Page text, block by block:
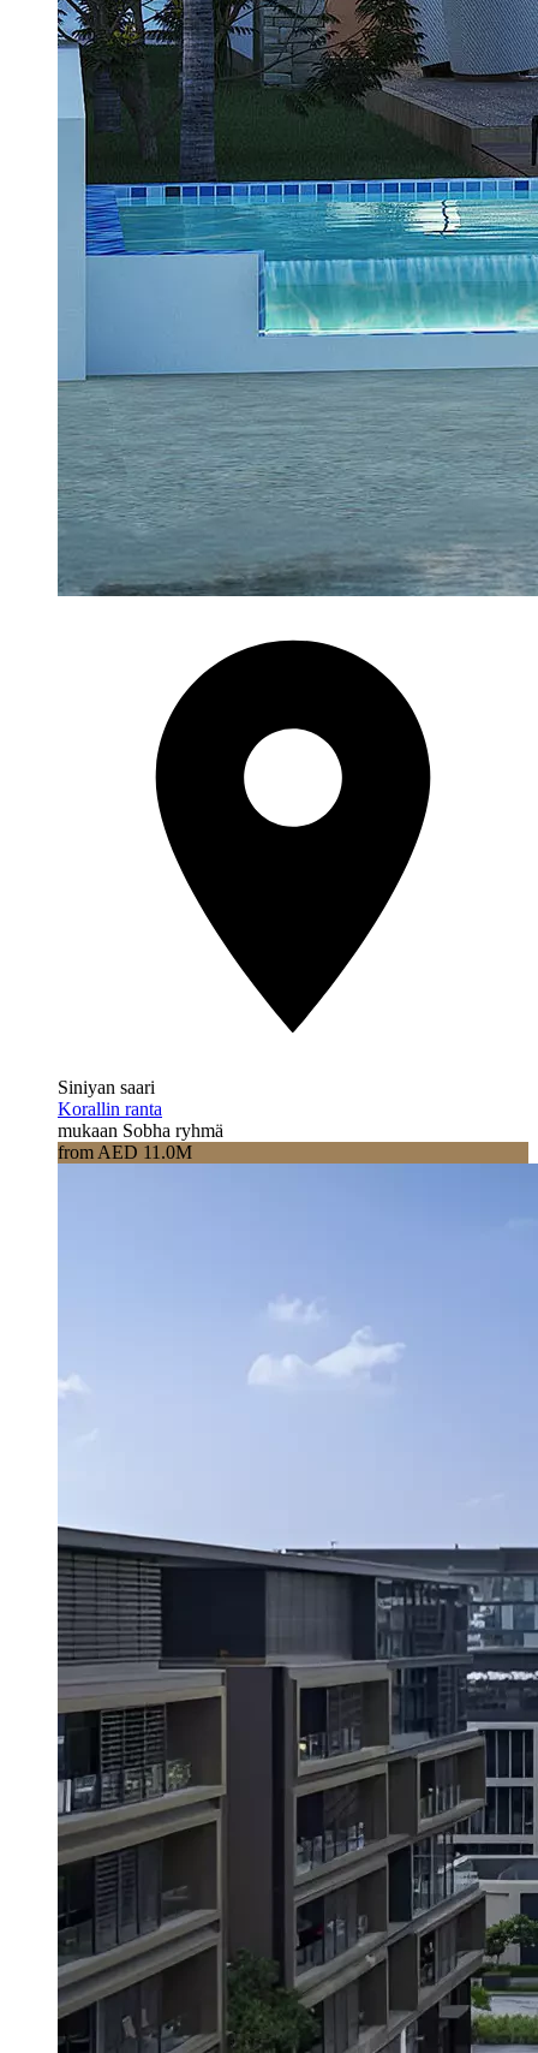
Siniyan saari
Korallin ranta
mukaan Sobha ryhmä
from AED 11.0M